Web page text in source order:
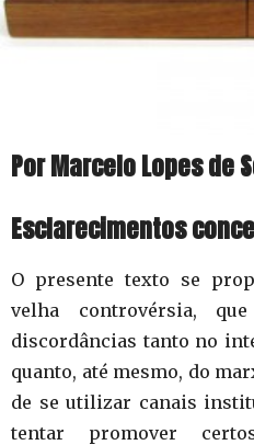
Por Marcelo Lopes de
Esclarecimentos
O presente texto se
velha controvérsia,
discordâncias tanto no
quanto, até mesmo, do
de se utilizar canais
tentar promover